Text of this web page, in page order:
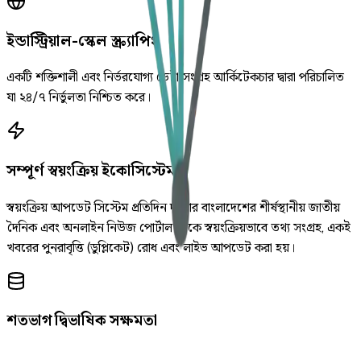
ইন্ডাস্ট্রিয়াল-স্কেল স্ক্র্যাপিং
একটি শক্তিশালী এবং নির্ভরযোগ্য ডেটা সংগ্রহ আর্কিটেকচার দ্বারা পরিচালিত
যা ২৪/৭ নির্ভুলতা নিশ্চিত করে।
সম্পূর্ণ স্বয়ংক্রিয় ইকোসিস্টেম
স্বয়ংক্রিয় আপডেট সিস্টেম প্রতিদিন দুইবার বাংলাদেশের শীর্ষস্থানীয় জাতীয়
দৈনিক এবং অনলাইন নিউজ পোর্টাল থেকে স্বয়ংক্রিয়ভাবে তথ্য সংগ্রহ, একই
খবরের পুনরাবৃত্তি (ডুপ্লিকেট) রোধ এবং লাইভ আপডেট করা হয়।
শতভাগ দ্বিভাষিক সক্ষমতা